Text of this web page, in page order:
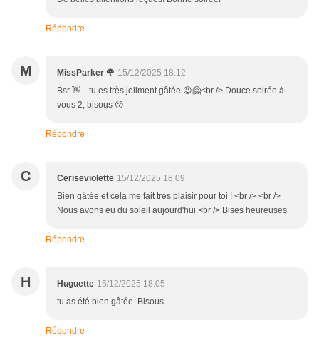
Répondre
M MissParker 🌹 15/12/2025 18:12
Bsr 👋... tu es très joliment gâtée 😉🤗<br /> Douce soirée à
vous 2, bisous 😚
Répondre
C Ceriseviolette 15/12/2025 18:09
Bien gâtée et cela me fait très plaisir pour toi ! <br /> <br />
Nous avons eu du soleil aujourd'hui.<br /> Bises heureuses
Répondre
H Huguette 15/12/2025 18:05
tu as été bien gâtée. Bisous
Répondre